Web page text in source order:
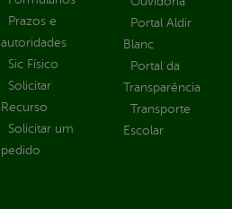
Prazos e
autoridades
Sic Físico
Solicitar
Recurso
Solicitar um
pedido
Portal Aldir
Blanc
Portal da
Transparência
Transporte
Escolar